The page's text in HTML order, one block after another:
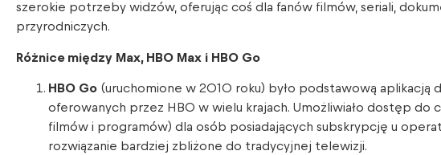
szerokie potrzeby widzów, oferując coś dla fanów filmów, seriali,
przyrodniczych.
Różnice między Max, HBO Max i HBO Go
HBO Go (uruchomione w 2010 roku) było podstawową aplikacją
oferowanych przez HBO w wielu krajach. Umożliwiało dostęp do
filmów i programów) dla osób posiadających subskrypcję u
rozwiązanie bardziej zbliżone do tradycyjnej telewizji.